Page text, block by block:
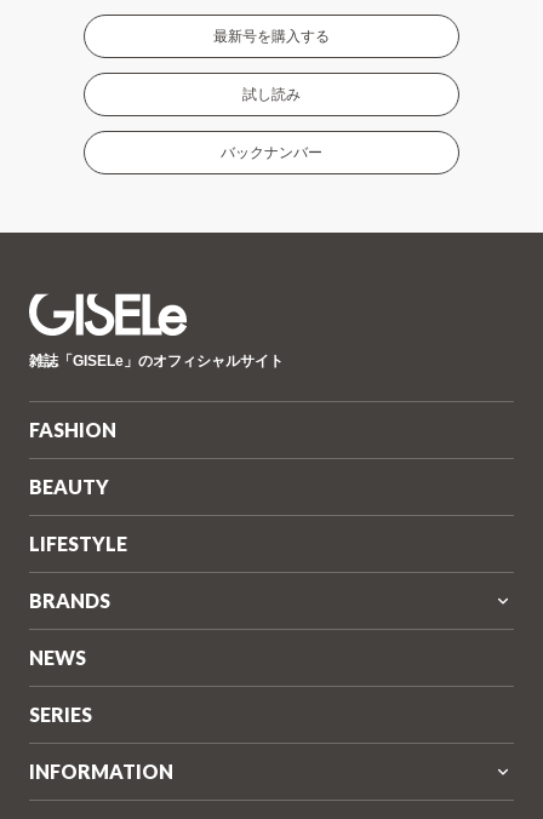
最新号を購入する
試し読み
バックナンバー
ゼ
雑誌「GISELe」のオフィシャルサイト
FASHION
BEAUTY
LIFESTYLE
BRANDS
NEWS
SERIES
INFORMATION